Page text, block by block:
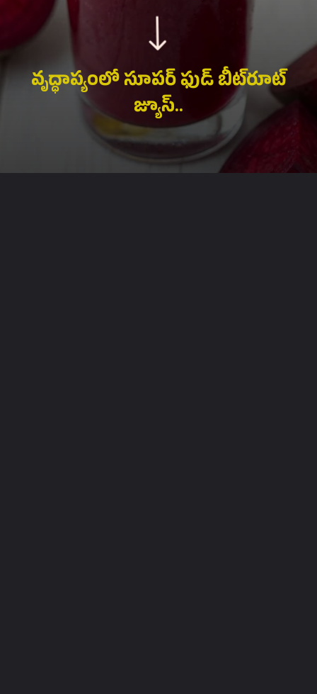
వృద్ధాప్యంలో సూపర్ ఫుడ్ బీట్‌రూట్
జ్యూస్..